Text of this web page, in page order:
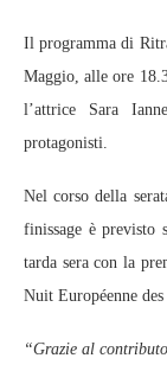
Il programma di
Maggio, alle ore
l’attrice Sara
protagonisti.
Nel corso della
finissage è previsto
tarda sera con la
Nuit Européenne des
“Grazie al